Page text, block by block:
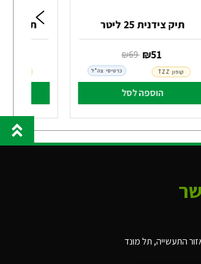
תיק צידנית 25 ליטר
‏ ₪
69 51
הוספה לסל
כרטיסי צה"ל קופון TZZ
תיק גגון
התעשייה, תל מונד